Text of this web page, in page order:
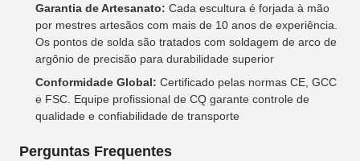
Garantia de Artesanato: Cada escultura é forjada à mão
por mestres artesãos com mais de 10 anos de experiência.
Os pontos de solda são tratados com soldagem de arco de
argônio de precisão para durabilidade superior
Conformidade Global: Certificado pelas normas CE, GCC
e FSC. Equipe profissional de CQ garante controle de
qualidade e confiabilidade de transporte
Perguntas Frequentes